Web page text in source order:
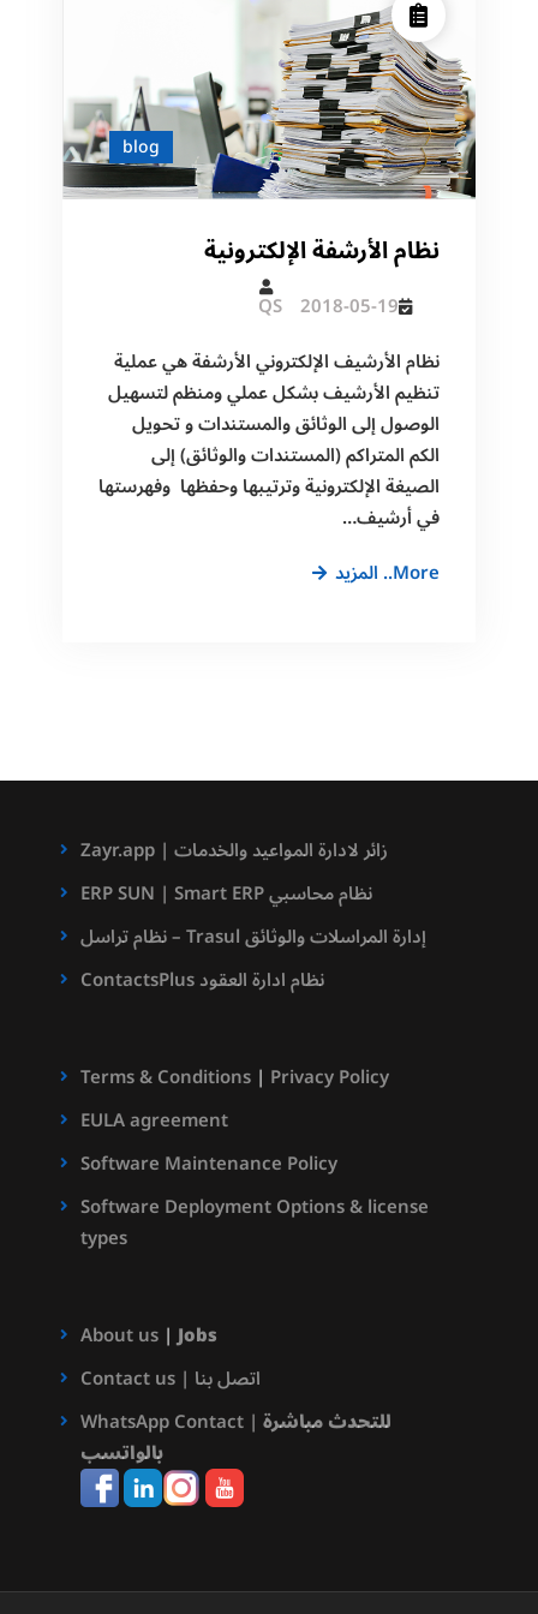
blog
نظام الأرشفة الإلكترونية
2018-05-19
QS
نظام الأرشيف الإلكتروني الأرشفة هي عملية
تنظيم الأرشيف بشكل عملي ومنظم لتسهيل
الوصول إلى الوثائق والمستندات و تحويل
الكم المتراكم (المستندات والوثائق) إلى
الصيغة الإلكترونية وترتيبها وحفظها وفهرستها
في أرشيف…
More.. المزيد
نظام
Zayr.app | زائر لادارة المواعيد والخدمات
ERP SUN | Smart ERP نظام محاسبي
نظام تراسل – Trasul إدارة المراسلات والوثائق
ContactsPlus نظام ادارة العقود
Terms & Conditions| Privacy Policy
EULA agreement
Software Maintenance Policy
Software Deployment Options & license
types
About us|Jobs
Contact us | اتصل بنا
WhatsApp Contact | للتحدث مباشرة
بالواتسب